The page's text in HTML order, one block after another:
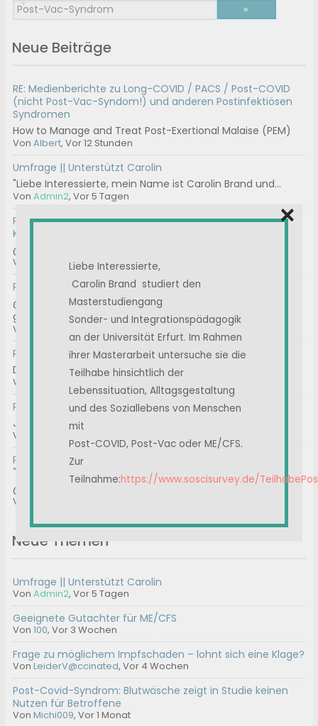
Neue Beiträge
RE: Medienberichte zu Long-COVID / PACS / Post-COVID
(nicht Post-Vac-Syndom!) und anderen Postinfektiösen
Syndromen
How to Manage and Treat Post-Exertional Malaise (PEM)
VonAlbert, Vor 12 Stunden
Umfrage || Unterstützt Carolin
"Liebe Interessierte, mein Name ist Carolin Brand und...
VonAdmin2, Vor 5 Tagen
RE: Frage zu möglichem Impfschaden – lohnt sich eine
Klage?
@help100 Danke! Ja, der Widerspruch ist geschrieben. Bi...
Von , Vor 2 Wochen
RE: Geeignete Gutachter für ME/CFS
@thrbnhnck Hast du die Kontakt Mail-Adresse
genommen...
Von
RE: Chargen-Nummer
Das können wir machen.
Von
RE: Immunglobuline / IvIg
Januar 2025 A review of intravenous immunoglobulin in...
Von
RE: Prof. Matthes / Klinik Havelhöhe / Ansätze der
"Anthroposophischen Medizin"
@formylove gerne. Bei mir ist es ähnlich. Nach der Hype...
Von
Neue Themen
Umfrage || Unterstützt Carolin
VonAdmin2,Vor 5 Tagen
Geeignete Gutachter für ME/CFS
Von100,Vor 3 Wochen
Frage zu möglichem Impfschaden – lohnt sich eine Klage?
VonLeiderV@ccinated,Vor 4 Wochen
Post-Covid-Syndrom: Blutwäsche zeigt in Studie keinen
Nutzen für Betroffene
VonMichi009,Vor 1 Monat
Liebe Interessierte,
Carolin Brand studiert den
Masterstudiengang
Sonder- und Integrationspädagogik
an der Universität Erfurt. Im Rahmen
ihrer Masterarbeit untersuche sie die
Teilhabe hinsichtlich der
Lebenssituation, Alltagsgestaltung
und des Soziallebens von Menschen
mit
Post-COVID, Post-Vac oder ME/CFS.
Zur
Teilnahme:https://www.soscisurvey.de/
×